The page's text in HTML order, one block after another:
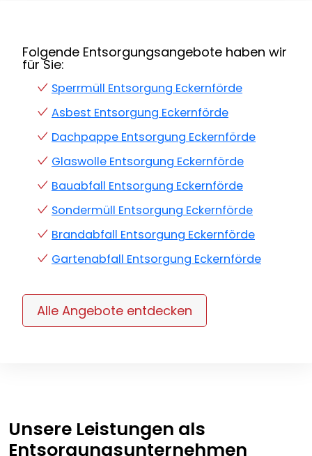
Folgende Entsorgungsangebote haben wir
für Sie:
Sperrmüll Entsorgung Eckernförde
Asbest Entsorgung Eckernförde
Dachpappe Entsorgung Eckernförde
Glaswolle Entsorgung Eckernförde
Bauabfall Entsorgung Eckernförde
Sondermüll Entsorgung Eckernförde
Brandabfall Entsorgung Eckernförde
Gartenabfall Entsorgung Eckernförde
Alle Angebote entdecken
Unsere Leistungen als
Entsorgungsunternehmen